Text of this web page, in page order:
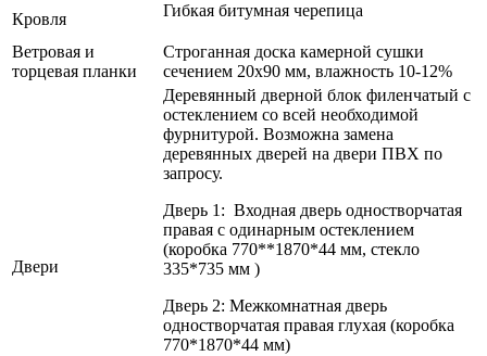
Кровля
Гибкая битумная черепица
Ветровая и
торцевая планки
Строганная доска камерной сушки
сечением 20х90 мм, влажность 10-12%
Двери
Деревянный дверной блок филенчатый с
остеклением со всей необходимой
фурнитурой. Возможна замена
деревянных дверей на двери ПВХ по
запросу.
Дверь 1: Входная дверь одностворчатая
правая с одинарным остеклением
(коробка 770**1870*44 мм, стекло
335*735 мм )
Дверь 2: Межкомнатная дверь
одностворчатая правая глухая (коробка
770*1870*44 мм)